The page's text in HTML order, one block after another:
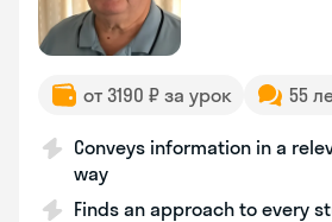
от 3190 ₽ за урок 55
Conveys information in a
way
Finds an approach to every